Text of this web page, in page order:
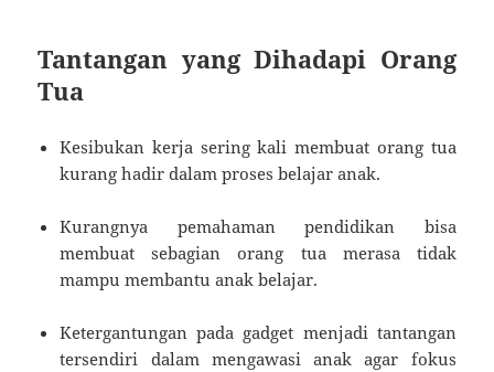
Tantangan yang Dihadapi Orang
Tua
Kesibukan kerja sering kali membuat orang tua
kurang hadir dalam proses belajar anak.
Kurangnya pemahaman pendidikan bisa
membuat sebagian orang tua merasa tidak
mampu membantu anak belajar.
Ketergantungan pada gadget menjadi tantangan
tersendiri dalam mengawasi anak agar fokus